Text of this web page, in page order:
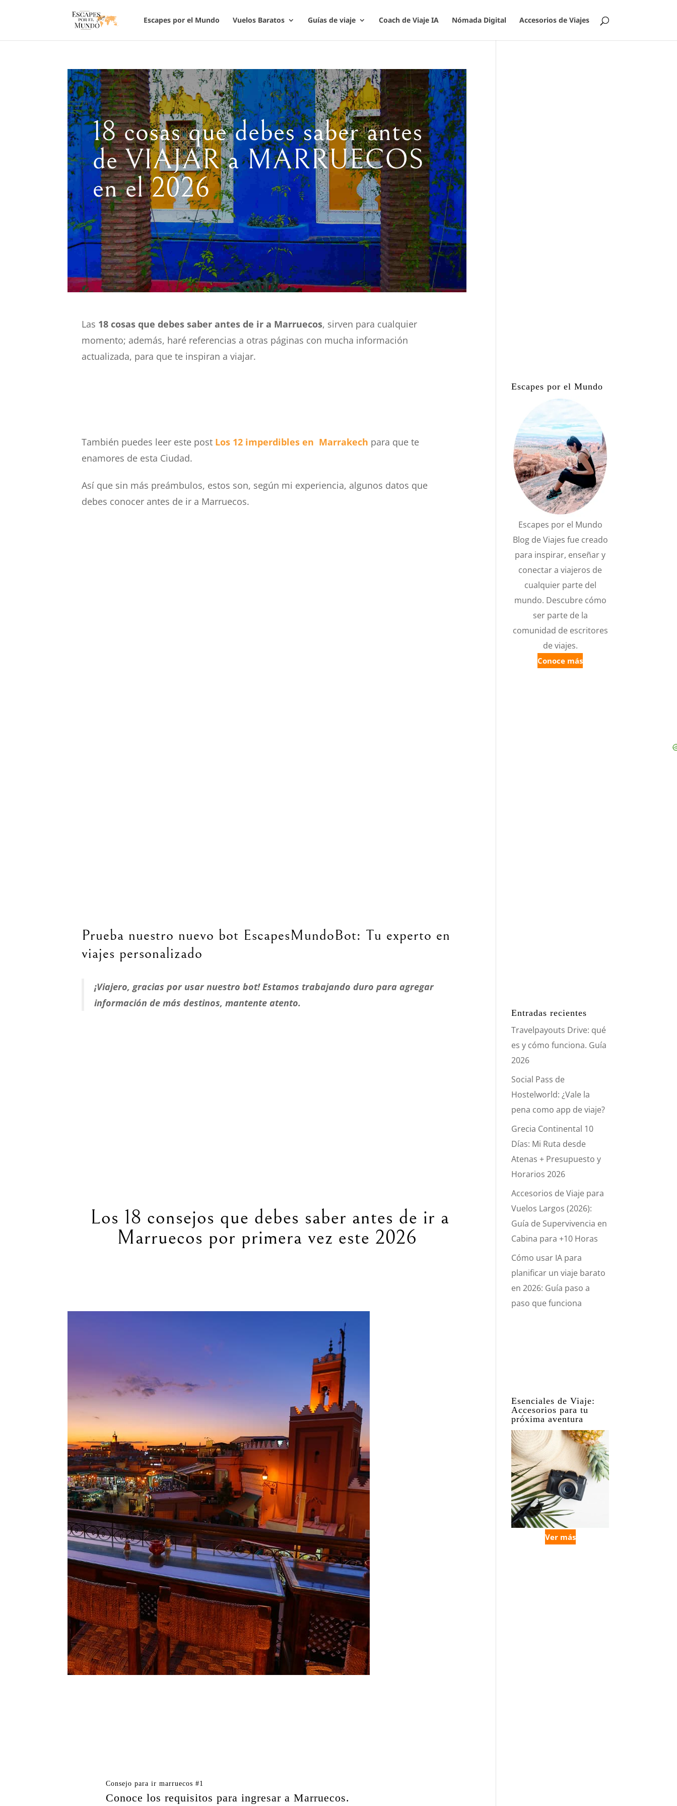
Escapes por el Mundo Vuelos Baratos Guías de viaje Coach de Viaje IA Nómada Digital Accesorios de Viajes
18 cosas que debes saber antes
de VIAJAR a MARRUECOS
en el 2026
Las 18 cosas que debes saber antes de ir a Marruecos, sirven para cualquier
momento; además, haré referencias a otras páginas con mucha información
actualizada, para que te inspiran a viajar.
También puedes leer este post Los 12 imperdibles en Marrakech para que te
enamores de esta Ciudad.
Así que sin más preámbulos, estos son, según mi experiencia, algunos datos que
debes conocer antes de ir a Marruecos.
Prueba nuestro nuevo bot EscapesMundoBot: Tu experto en
viajes personalizado
¡Viajero, gracias por usar nuestro bot! Estamos trabajando duro para agregar
información de más destinos, mantente atento.
Los 18 consejos que debes saber antes de ir a
Marruecos por primera vez este 2026
Consejo para ir marruecos #1
Conoce los requisitos para ingresar a Marruecos.
Escapes por el Mundo
Escapes por el Mundo
Blog de Viajes fue creado
para inspirar, enseñar y
conectar a viajeros de
cualquier parte del
mundo. Descubre cómo
ser parte de la
comunidad de escritores
de viajes.
Conoce más
Entradas recientes
Travelpayouts Drive: qué
es y cómo funciona. Guía
2026
Social Pass de
Hostelworld: ¿Vale la
pena como app de viaje?
Grecia Continental 10
Días: Mi Ruta desde
Atenas + Presupuesto y
Horarios 2026
Accesorios de Viaje para
Vuelos Largos (2026):
Guía de Supervivencia en
Cabina para +10 Horas
Cómo usar IA para
planificar un viaje barato
en 2026: Guía paso a
paso que funciona
Esenciales de Viaje:
Accesorios para tu
próxima aventura
Ver más